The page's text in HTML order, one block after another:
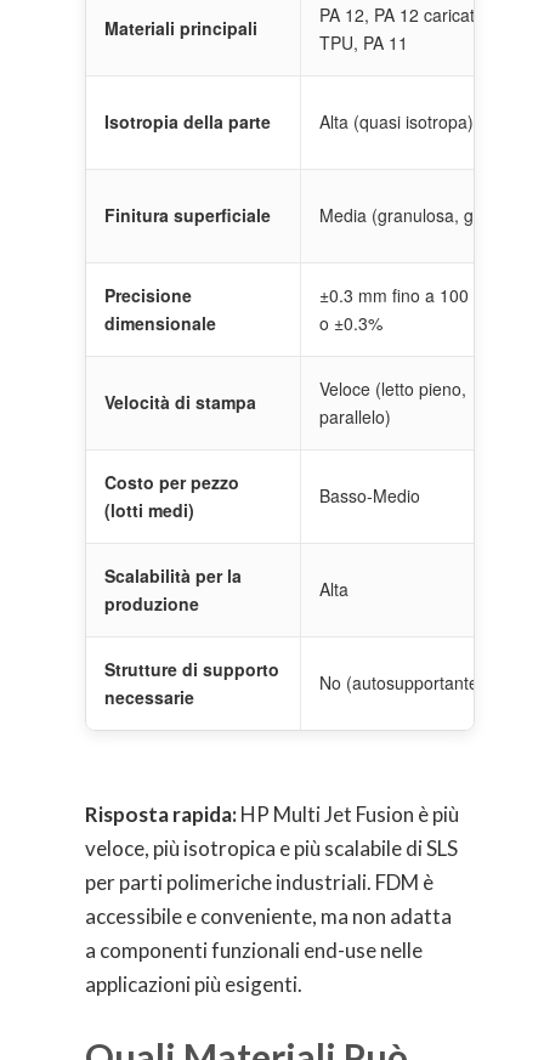
Materiali principali
PA 12, PA 12 caricato vetro,
TPU, PA 11
Isotropia della parte Alta (quasi isotropa)
Finitura superficiale Media (granulosa, grigia)
Precisione
dimensionale
±0.3 mm fino a 100 mm
o ±0.3%
Velocità di stampa
Veloce (letto pieno,
parallelo)
Costo per pezzo
(lotti medi)
Basso-Medio
Scalabilità per la
produzione
Alta
Strutture di supporto
necessarie
No (autosupportante)
Risposta rapida:HP Multi Jet Fusion è più
veloce, più isotropica e più scalabile di SLS
per parti polimeriche industriali. FDM è
accessibile e conveniente, ma non adatta
a componenti funzionali end-use nelle
applicazioni più esigenti.